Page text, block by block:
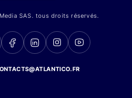
SAS. tous droits réservés.